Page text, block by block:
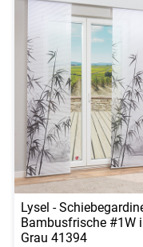
Lysel -
Bambusfrische #1W
Grau 41394